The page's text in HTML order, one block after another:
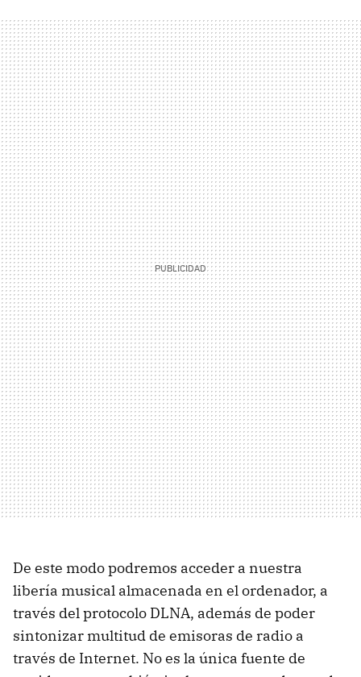
De este modo podremos acceder a nuestra
libería musical almacenada en el ordenador, a
través del protocolo DLNA, además de poder
sintonizar multitud de emisoras de radio a
través de Internet. No es la única fuente de